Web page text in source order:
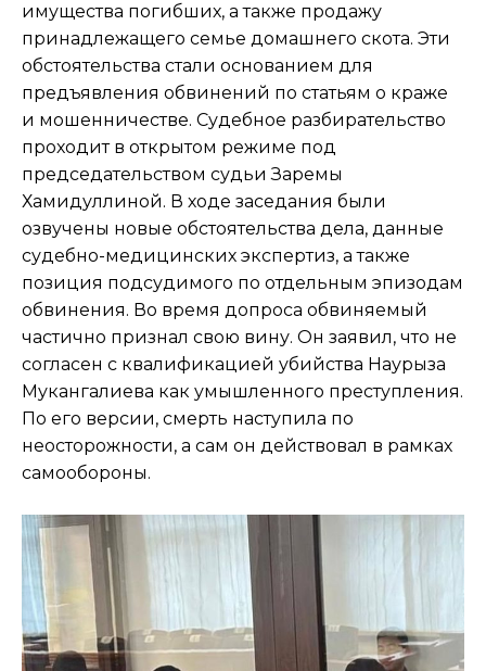
имущества погибших, а также продажу
принадлежащего семье домашнего скота. Эти
обстоятельства стали основанием для
предъявления обвинений по статьям о краже
и мошенничестве. Судебное разбирательство
проходит в открытом режиме под
председательством судьи Заремы
Хамидуллиной. В ходе заседания были
озвучены новые обстоятельства дела, данные
судебно-медицинских экспертиз, а также
позиция подсудимого по отдельным эпизодам
обвинения. Во время допроса обвиняемый
частично признал свою вину. Он заявил, что не
согласен с квалификацией убийства Наурыза
Мукангалиева как умышленного преступления.
По его версии, смерть наступила по
неосторожности, а сам он действовал в рамках
самообороны.